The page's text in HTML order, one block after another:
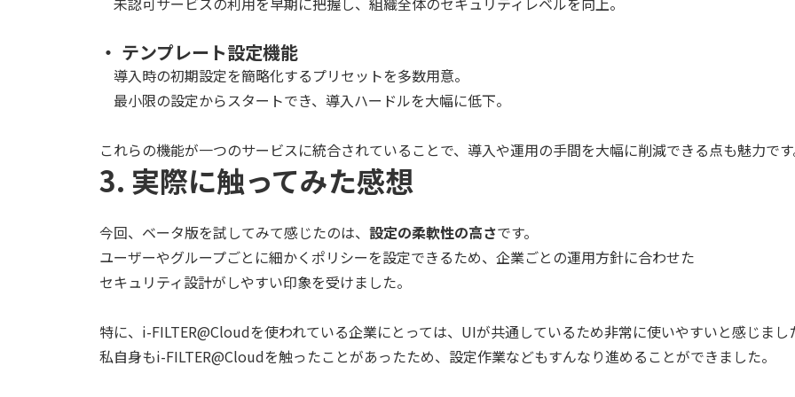
・ テンプレート設定機能
導入時の初期設定を簡略化するプリセットを多数用意。
最小限の設定からスタートでき、導入ハードルを大幅に低下。
これらの機能が一つのサービスに統合されていることで、導入や運用の手間を大幅に削減できる点も魅力で
3. 実際に触ってみた感想
今回、ベータ版を試してみて感じたのは、 設定の柔軟性の高さです。
ユーザーやグループごとに細かくポリシーを設定できるため、企業ごとの運用方針に合わせた
セキュリティ設計がしやすい印象を受けました。
特に、 i-FILTER@Cloudを使われている企業にとっては、 UIが共通しているため非常に使いやすいと感じまし
私自身もi-FILTER@Cloudを触ったことがあったため、設定作業などもすんなり進めることができました。